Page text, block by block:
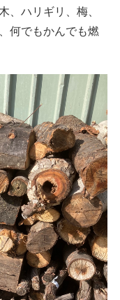
、ハリギリ、梅、
何でもかんでも燃